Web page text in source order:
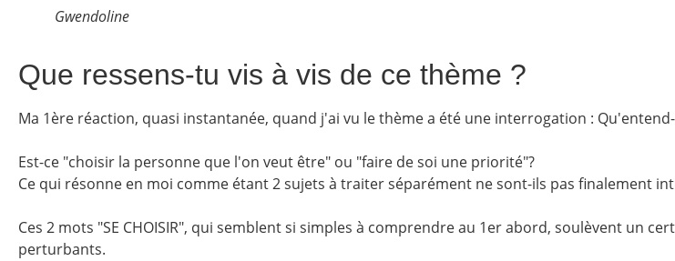
Gwendoline
Que ressens-tu vis à vis de ce thème ?
Ma 1ère réaction, quasi instantanée, quand j'ai vu le thème a été une interrogation :
Est-ce "choisir la personne que l'on veut être" ou "faire de soi une priorité"?
Ce qui résonne en moi comme étant 2 sujets à traiter séparément ne sont-ils pas finalement
Ces 2 mots "SE CHOISIR", qui semblent si simples à comprendre au 1er abord, soulèvent un
perturbants.